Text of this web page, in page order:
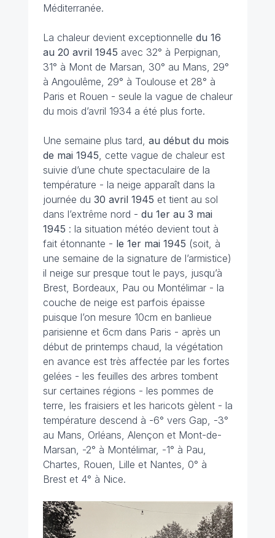
Méditerranée.
La chaleur devient exceptionnelle du 16
au 20 avril 1945 avec 32° à Perpignan,
31° à Mont de Marsan, 30° au Mans, 29°
à Angoulême, 29° à Toulouse et 28° à
Paris et Rouen - seule la vague de chaleur
du mois d’avril 1934 a été plus forte.
Une semaine plus tard, au début du mois
de mai 1945 , cette vague de chaleur est
suivie d’une chute spectaculaire de la
température - la neige apparaît dans la
journée du 30 avril 1945 et tient au sol
dans l’extrême nord - du 1er au 3 mai
1945 : la situation météo devient tout à
fait étonnante - le 1er mai 1945 (soit, à
une semaine de la signature de l’armistice)
il neige sur presque tout le pays, jusqu’à
Brest, Bordeaux, Pau ou Montélimar - la
couche de neige est parfois épaisse
puisque l’on mesure 10cm en banlieue
parisienne et 6cm dans Paris - après un
début de printemps chaud, la végétation
en avance est très affectée par les fortes
gelées - les feuilles des arbres tombent
sur certaines régions - les pommes de
terre, les fraisiers et les haricots gèlent - la
température descend à -6° vers Gap, -3°
au Mans, Orléans, Alençon et Mont-de-
Marsan, -2° à Montélimar, -1° à Pau,
Chartes, Rouen, Lille et Nantes, 0° à
Brest et 4° à Nice.